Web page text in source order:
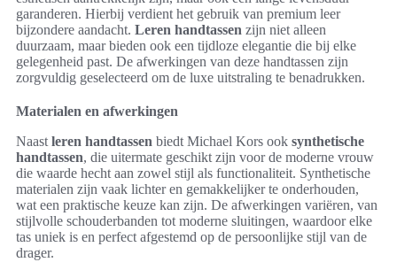
garanderen. Hierbij verdient het gebruik van premium leer
bijzondere aandacht. Leren handtassen zijn niet alleen
duurzaam, maar bieden ook een tijdloze elegantie die bij elke
gelegenheid past. De afwerkingen van deze handtassen zijn
zorgvuldig geselecteerd om de luxe uitstraling te benadrukken.
Materialen en afwerkingen
Naast leren handtassen biedt Michael Kors ook synthetische
handtassen, die uitermate geschikt zijn voor de moderne vrouw
die waarde hecht aan zowel stijl als functionaliteit. Synthetische
materialen zijn vaak lichter en gemakkelijker te onderhouden,
wat een praktische keuze kan zijn. De afwerkingen variëren, van
stijlvolle schouderbanden tot moderne sluitingen, waardoor elke
tas uniek is en perfect afgestemd op de persoonlijke stijl van de
drager.